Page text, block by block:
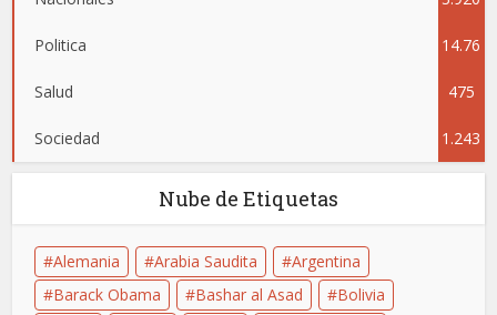
Politica 14.76
4
Salud 475
Sociedad 1.243
Nube de Etiquetas
Alemania Arabia Saudita
Argentina
Barack Obama
Bashar al Asad
Bolivia